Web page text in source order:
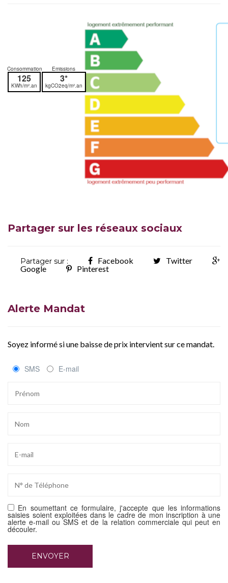
Consommation
125
KWh/m².an
Emissions
3*
kgCO2eq/m².an
Partager sur les réseaux sociaux
Partager sur : Facebook
Twitter
Google
Pinterest
Alerte Mandat
Soyez informé si une baisse de prix intervient sur ce mandat.
SMS E-mail
En soumettant ce formulaire, j'accepte que les informations
saisies soient exploitées dans le cadre de mon inscription à une
alerte e-mail ou SMS et de la relation commerciale qui peut en
découler.